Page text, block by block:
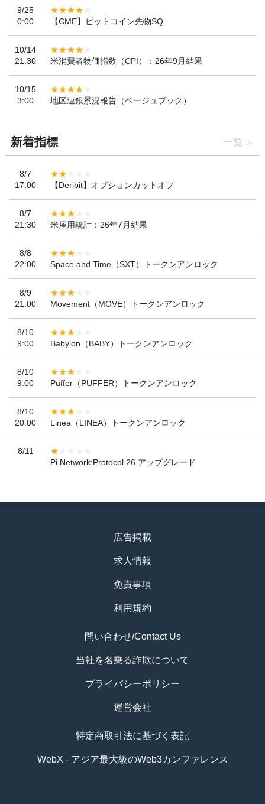
9/25
0:00
【CME】ビットコイン先物SQ
10/14
21:30
米消費者物価指数（CPI）：26年9月結果
10/15
3:00
地区連銀景況報告（ベージュブック）
新着指標 一覧
8/7
17:00
【Deribit】オプションカットオフ
8/7
21:30
米雇用統計：26年7月結果
8/8
22:00
Space and Time（SXT）トークンアンロック
8/9
21:00
Movement（MOVE）トークンアンロック
8/10
9:00
Babylon（BABY）トークンアンロック
8/10
9:00
Puffer（PUFFER）トークンアンロック
8/10
20:00
Linea（LINEA）トークンアンロック
8/11
Pi Network:Protocol 26 アップグレード
広告掲載
求人情報
免責事項
利用規約
問い合わせ/Contact Us
当社を名乗る詐欺について
プライバシーポリシー
運営会社
特定商取引法に基づく表記
WebX - アジア最大級のWeb3カンファレンス